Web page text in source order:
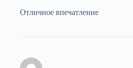
Отличное впечатление